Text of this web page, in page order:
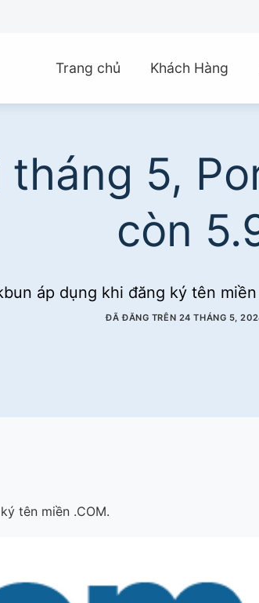
Trang chủ Khách Hàng
tháng 5,
còn
áp dụng khi đăng ký tên
ĐÃ ĐĂNG TRÊN 24 THÁNG 5,
tên miền .COM.